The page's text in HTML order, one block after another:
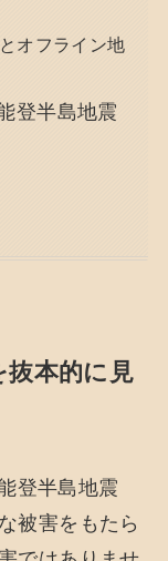
オフライン地
登半島地震
抜本的に見
登半島地震
被害をもたら